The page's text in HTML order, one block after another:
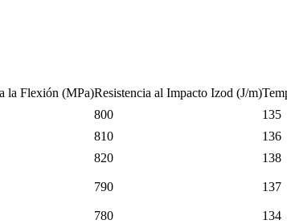
la Flexión (MPa)Resistencia al Impacto Izod (J/m)
800
135
810
136
820
138
790
137
780 134